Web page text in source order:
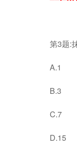
第3题:
A.1
B.3
C.7
D.15